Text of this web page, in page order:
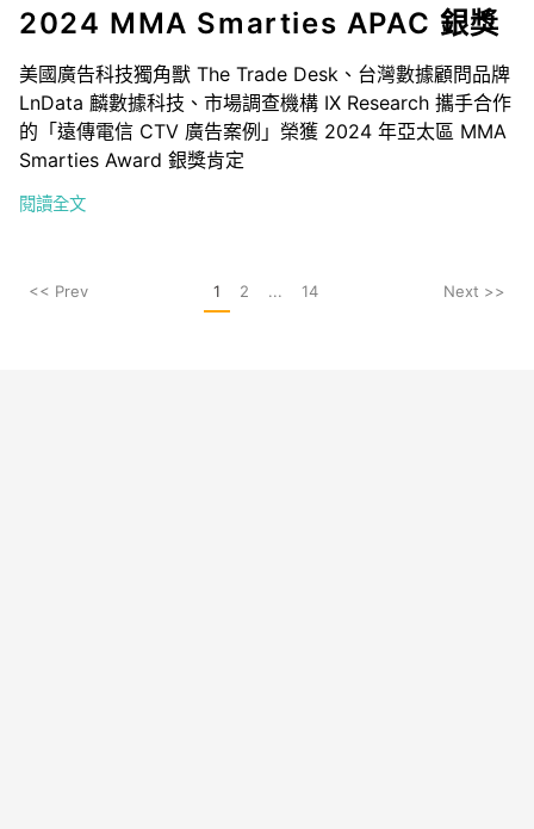
2024 MMA Smarties APAC 銀獎
美國廣告科技獨角獸 The Trade Desk、台灣數據顧問品牌
LnData 麟數據科技、市場調查機構 IX Research 攜手合作
的「遠傳電信 CTV 廣告案例」榮獲 2024 年亞太區 MMA
Smarties Award 銀獎肯定
閱讀全文
<< Prev 1 2 ... 14 Next >>